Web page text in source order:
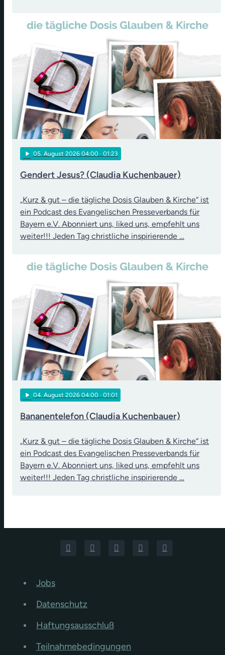
play_arrow 05. August 2026 04:00 · 01:23
Gendert Jesus? (Claudia Kuchenbauer)
„Kurz & gut – die tägliche Dosis Glauben & Kirche“ ist
ein Podcast des Evangelischen Presseverbands für
Bayern e.V. Abonniert uns, liked uns, empfehlt uns
weiter!!! Jeden Tag christliche inspirierende …
play_arrow 04. August 2026 04:00 · 01:01
Bananentelefon (Claudia Kuchenbauer)
„Kurz & gut – die tägliche Dosis Glauben & Kirche“ ist
ein Podcast des Evangelischen Presseverbands für
Bayern e.V. Abonniert uns, liked uns, empfehlt uns
weiter!!! Jeden Tag christliche inspirierende …
Jobs
Datenschutz
Haftungsausschluß
Teilnahmebedingungen